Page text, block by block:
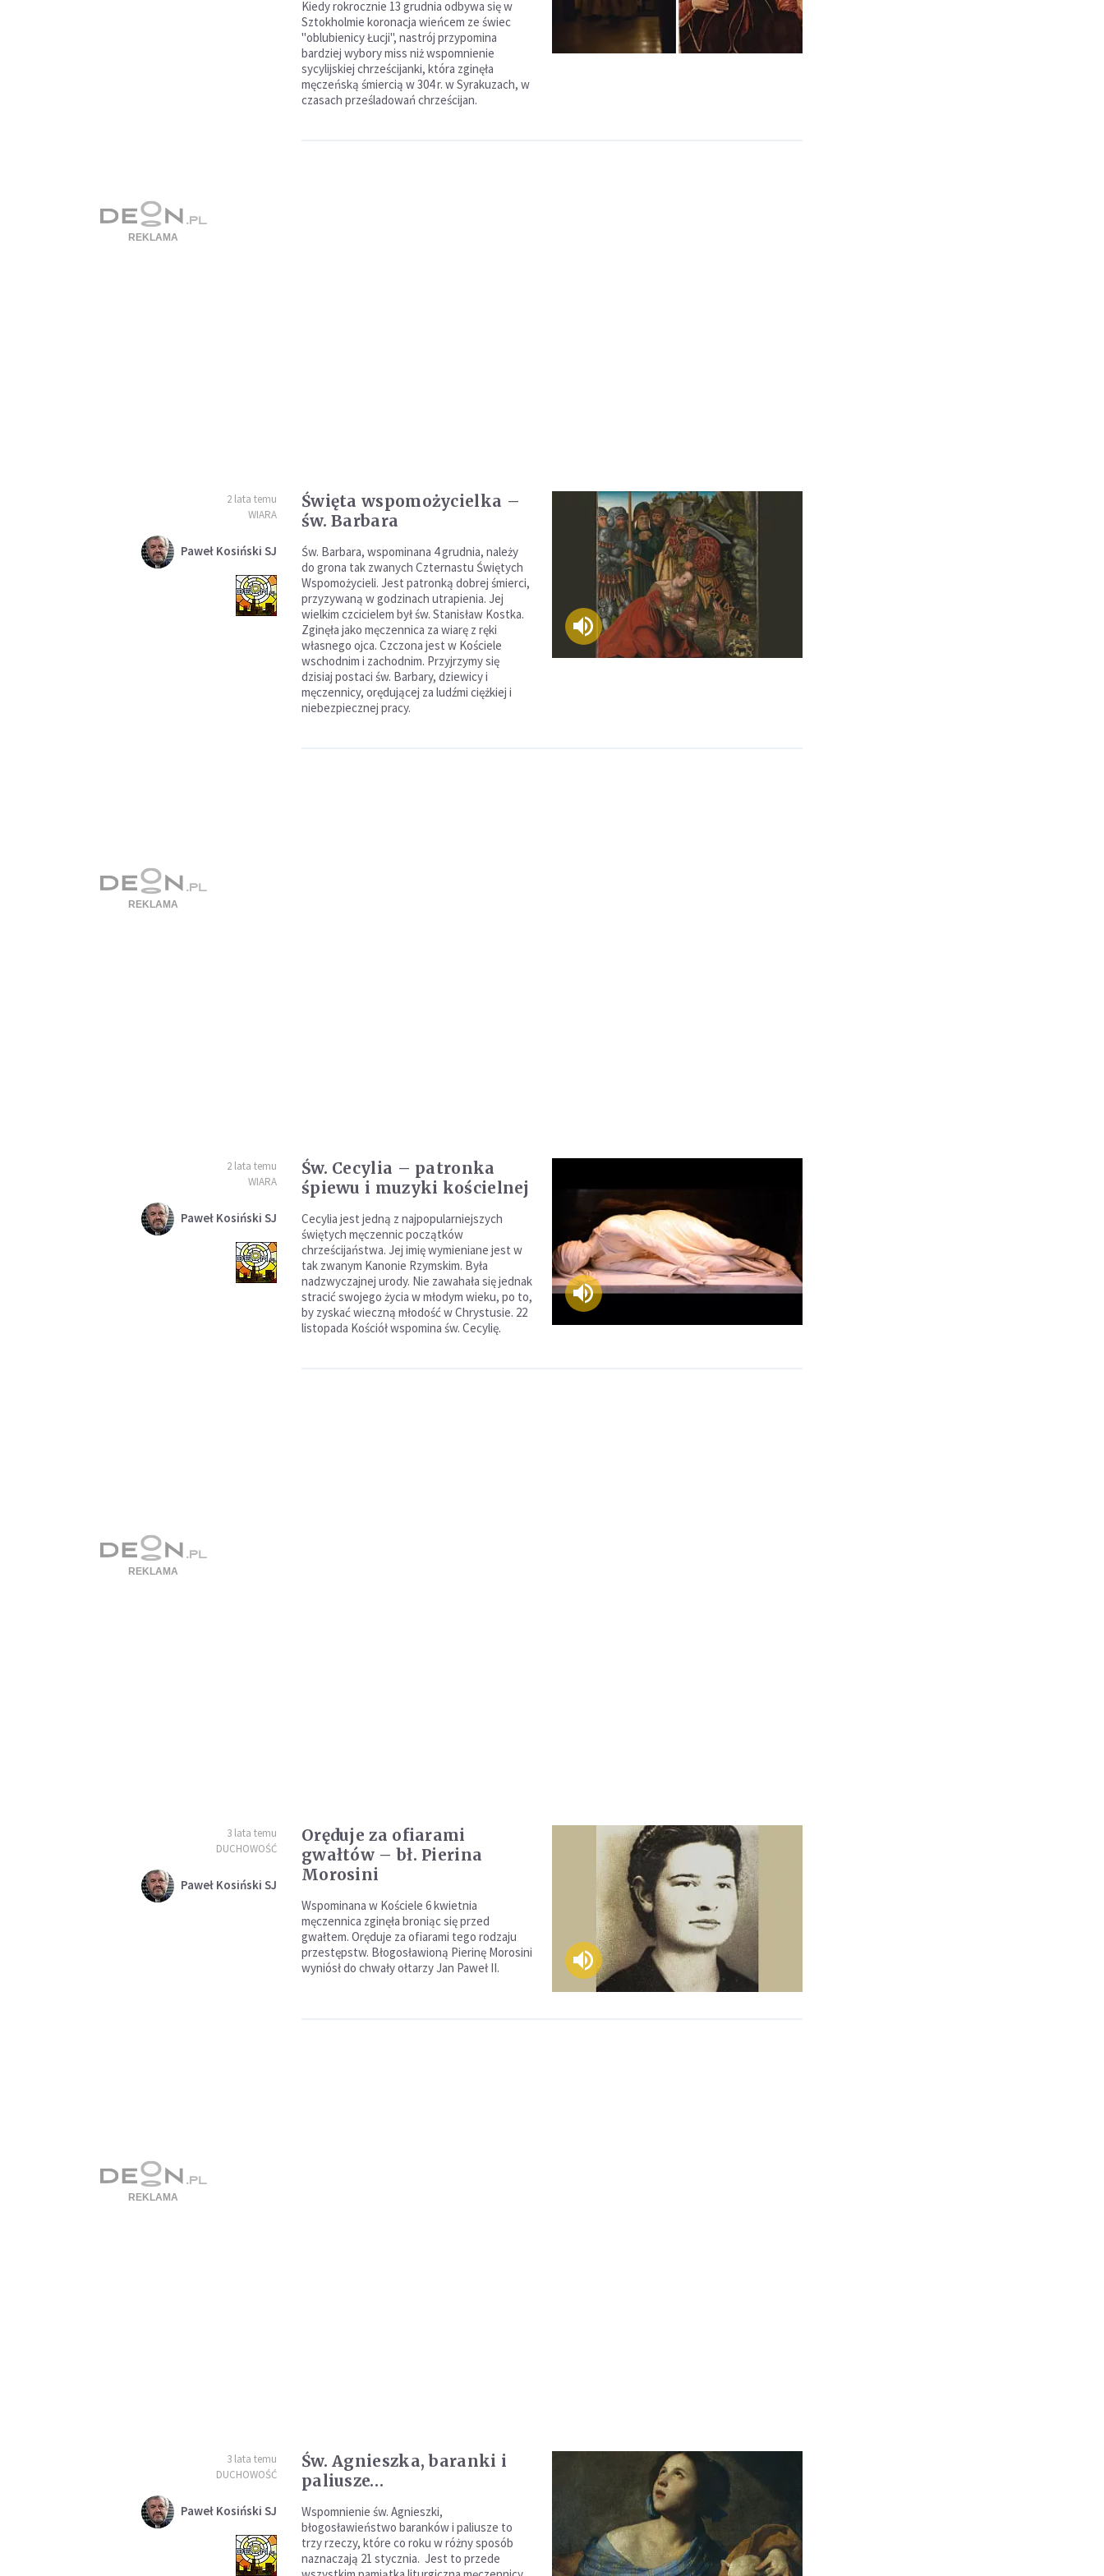
Kiedy rokrocznie 13 grudnia odbywa się w
Sztokholmie koronacja wieńcem ze świec
"oblubienicy Łucji", nastrój przypomina
bardziej wybory miss niż wspomnienie
sycylijskiej chrześcijanki, która zginęła
męczeńską śmiercią w 304 r. w Syrakuzach, w
czasach prześladowań chrześcijan.
2 lata temu
WIARA
Paweł Kosiński SJ
Święta wspomożycielka –
św. Barbara
Św. Barbara, wspominana 4 grudnia, należy
do grona tak zwanych Czternastu Świętych
Wspomożycieli. Jest patronką dobrej śmierci,
przyzywaną w godzinach utrapienia. Jej
wielkim czcicielem był św. Stanisław Kostka.
Zginęła jako męczennica za wiarę z ręki
własnego ojca. Czczona jest w Kościele
wschodnim i zachodnim. Przyjrzymy się
dzisiaj postaci św. Barbary, dziewicy i
męczennicy, orędującej za ludźmi ciężkiej i
niebezpiecznej pracy.
2 lata temu
WIARA
Paweł Kosiński SJ
Św. Cecylia – patronka
śpiewu i muzyki kościelnej
Cecylia jest jedną z najpopularniejszych
świętych męczennic początków
chrześcijaństwa. Jej imię wymieniane jest w
tak zwanym Kanonie Rzymskim. Była
nadzwyczajnej urody. Nie zawahała się jednak
stracić swojego życia w młodym wieku, po to,
by zyskać wieczną młodość w Chrystusie. 22
listopada Kościół wspomina św. Cecylię.
3 lata temu
DUCHOWOŚĆ
Paweł Kosiński SJ
Oręduje za ofiarami
gwałtów – bł. Pierina
Morosini
Wspominana w Kościele 6 kwietnia
męczennica zginęła broniąc się przed
gwałtem. Oręduje za ofiarami tego rodzaju
przestępstw. Błogosławioną Pierinę Morosini
wyniósł do chwały ołtarzy Jan Paweł II.
3 lata temu
DUCHOWOŚĆ
Paweł Kosiński SJ
Św. Agnieszka, baranki i
paliusze…
Wspomnienie św. Agnieszki,
błogosławieństwo baranków i paliusze to
trzy rzeczy, które co roku w różny sposób
naznaczają 21 stycznia. Jest to przede